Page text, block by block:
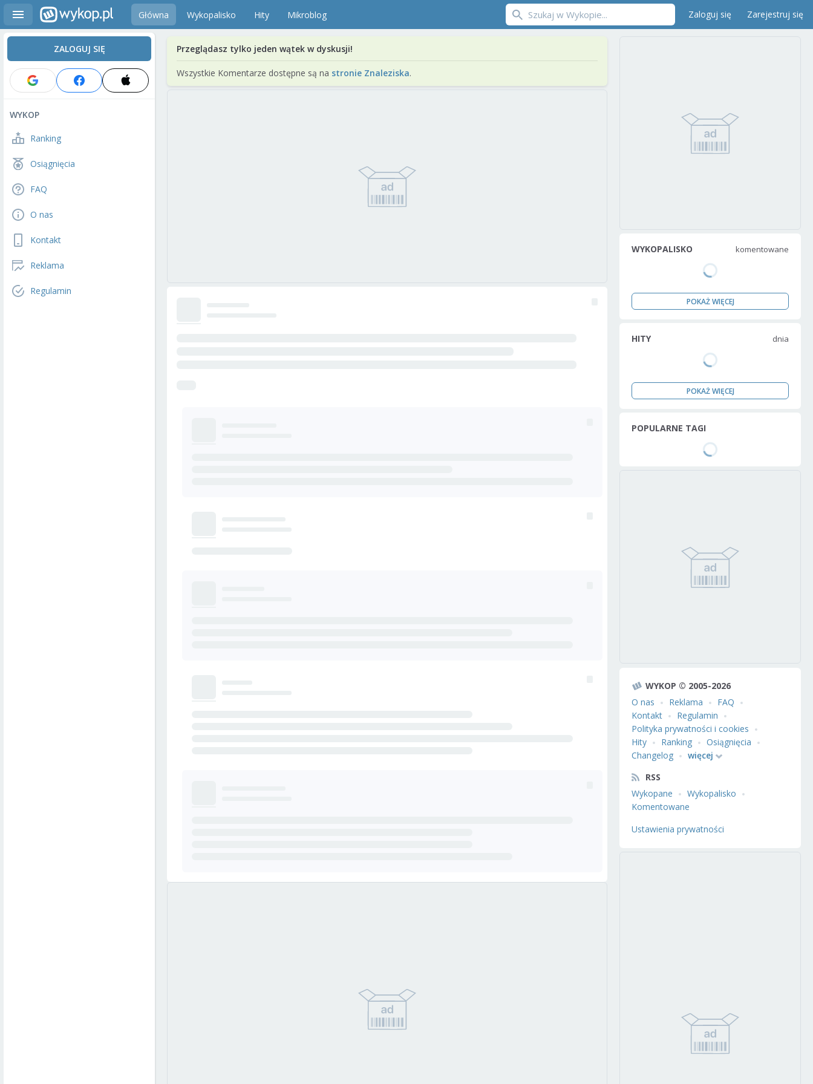
Główna Wykopalisko Hity Mikroblog Zaloguj się Zarejestruj się
ZALOGUJ SIĘ
WYKOP
Ranking
Osiągnięcia
FAQ
O nas
Kontakt
Reklama
Regulamin
Przeglądasz tylko jeden wątek w dyskusji!
Wszystkie Komentarze dostępne są na stronie Znaleziska.
WYKOPALISKO komentowane
POKAŻ WIĘCEJ
HITY dnia
POKAŻ WIĘCEJ
POPULARNE TAGI
WYKOP © 2005-2026
O nas
Reklama
FAQ
Kontakt
Regulamin
Polityka prywatności i cookies
Hity
Ranking
Osiągnięcia
Changelog
więcej
RSS
Wykopane
Wykopalisko
Komentowane
Ustawienia prywatności